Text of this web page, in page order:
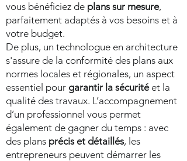
vous bénéficiez de plans sur mesure,
parfaitement adaptés à vos besoins et à
votre budget.
De plus, un technologue en architecture
s'assure de la conformité des plans aux
normes locales et régionales, un aspect
essentiel pour garantir la sécuritéet la
qualité des travaux. L’accompagnement
d’un professionnel vous permet
également de gagner du temps : avec
des plans précis et détaillés, les
entrepreneurs peuvent démarrer les